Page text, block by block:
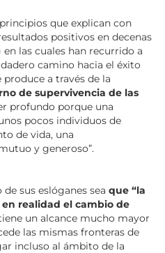
que explican con
positivos en decenas
las cuales han recurrido a
camino hacia el éxito
a través de la
de supervivencia de las
profundo porque una
pocos individuos de
de vida, una
y generoso”.
sus eslóganes sea que “la
realidad el cambio de
un alcance mucho mayor
las mismas fronteras de
incluso al ámbito de la